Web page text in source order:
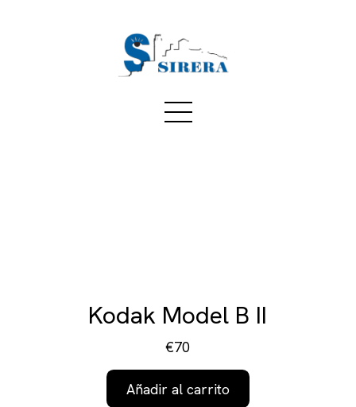
Kodak Model B II
€70
Añadir al carrito